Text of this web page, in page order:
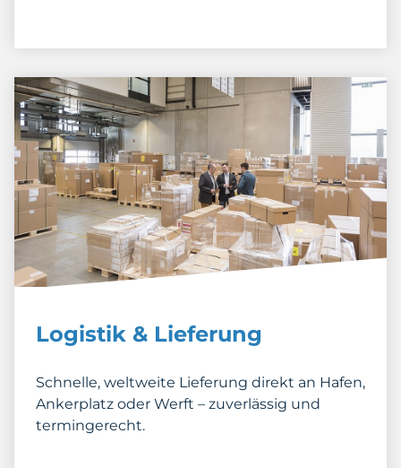
Logistik & Lieferung
Schnelle, weltweite Lieferung direkt an Hafen,
Ankerplatz oder Werft – zuverlässig und
termingerecht.